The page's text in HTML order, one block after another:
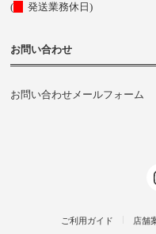
(
発送業務休日)
お問い合わせ
お問い合わせメールフォーム
ご利用ガイド 店舗